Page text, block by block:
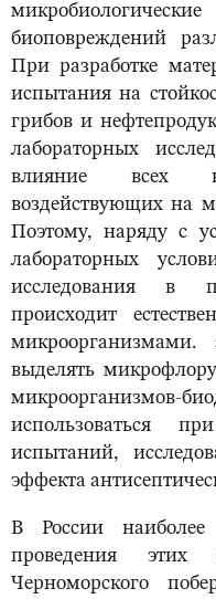
биоповреждений
При разработке
испытания на
грибов и
лабораторных
влияние всех
воздействующих на
Поэтому, наряду с
лабораторных
исследования в
происходит
выделять
микроорганизмов-
использоваться
испытаний,
эффекта
В России наиболее
проведения этих
Черноморского